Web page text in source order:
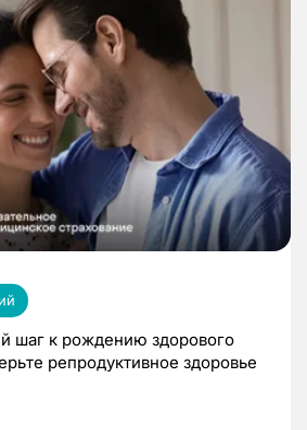
шаг к рождению здорового
репродуктивное здоровье